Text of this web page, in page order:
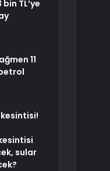
TL’ye
11
sular